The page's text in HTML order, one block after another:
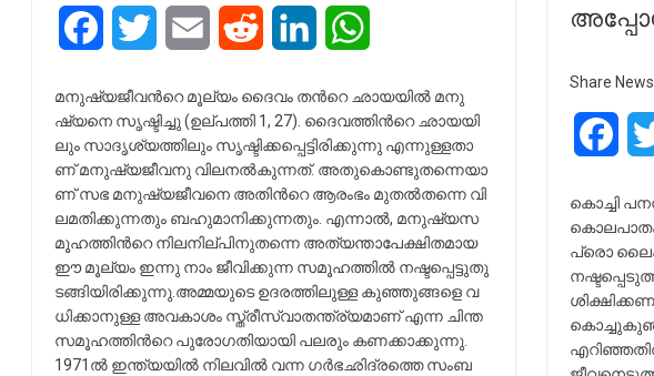
FacebookTwitter Email Reddit LinkedIn
മ​നു​ഷ്യ​ജീ​വ​ന്‍റെ മൂ​ല്യം ദൈ​​​​​വം ത​​​​​ന്‍റെ ഛായ​​​​​യി​​​​​ൽ മ​​​​​നു​​​​​
ഷ്യ​​​​​നെ സൃ​​​​​ഷ്ടി​​​​​ച്ചു (​​​​​ഉ​​​​​ല്പ​​​​​ത്തി 1, 27). ദൈ​​​​​വ​​​​​ത്തി​​​​​ന്‍റെ ഛായ​​​​​യി​​​​​
ലും സാ​​​​​ദൃ​​​​​ശ്യ​​​​​ത്തി​​​​​ലും സൃ​​​​​ഷ്ടി​​​​​ക്ക​​​​​പ്പെ​​​​​ട്ടി​​​​​രി​​​​​ക്കു​​​​​ന്നു എ​​​​​ന്നു​​​​​ള്ള​​​​​താ​​​​​
ണ് മ​​​​​നു​​​​​ഷ്യ​​​​​ജീ​​​​​വ​​​​​നു വി​​​​​ല​​​​​ന​​​​​ൽ​​​​​കു​​​​​ന്ന​​​​​ത്. അ​​​​​തു​​​​​കൊ​​​​​ണ്ടു​​​​​ത​​​​​ന്നെ​​​​​യാ​​​​​
ണ് സ​​​​​ഭ മ​​​​​നു​​​​​ഷ്യ​​​​​ജീ​​​​​വ​​​​​നെ അ​​​​​തി​​​​​ന്‍റെ ആ​​​​​രം​​​​​ഭം​​​​​ മു​​​​​ത​​​​​ൽ​​​​​ത​​​​​ന്നെ വി​​​​​
ല​​​​​മ​​​​​തി​​​​​ക്കു​​​​​ന്ന​​​​​തും ബ​​​​​ഹു​​​​​മാ​​​​​നി​​​​​ക്കു​​​​​ന്ന​​​​​തും. എ​​​​​ന്നാ​​​​​ൽ, മ​​​​​നു​​​​​ഷ്യ​​​​​സ​​​​​
മൂ​​​​​ഹ​​​​​ത്തി​​​​​ന്‍റെ നി​​​​​ല​​​​​നി​​​​​ല്പി​​​​​നു​​​​​ത​​​​​ന്നെ അ​​​​​ത്യ​​​​​ന്താ​​​​​പേ​​​​​ക്ഷി​​​​​ത​​​​​മാ​​​​​യ
ഈ ​​​​​മൂ​​​​​ല്യം ഇ​​​​​ന്നു നാം ​​​​​ജീ​​​​​വി​​​​​ക്കു​​​​​ന്ന സ​​​​​മൂ​​​​​ഹ​​​​​ത്തി​​​​​ൽ ന​​​​​ഷ്ട​​​​​പ്പെ​​​​​ട്ടു​​​​​തു​​​​​
ട​​​​​ങ്ങി​​​​​യി​​​​​രി​​​​​ക്കു​​​​​ന്നു.അ​​​​​മ്മ​​​​​യു​​​​​ടെ ഉ​​​​​ദ​​​​​ര​​​​​ത്തി​​​​​ലു​​​​​ള്ള കു​​​​​ഞ്ഞു​​​​​ങ്ങ​​​​​ളെ വ​​​​​
ധി​​​​​ക്കാ​​​​​നു​​​​​ള്ള അ​​​​​വ​​​​​കാ​​​​​ശം സ്ത്രീ​​​​​സ്വാ​​​​​ത​​​​​ന്ത്ര്യ​​​​​മാ​​​​​ണ് എ​​​​​ന്ന ചി​​​​​ന്ത
സ​​​​​മൂ​​​​​ഹ​​​​​ത്തി​​​​​ന്‍റെ പു​​​​​രോ​​​​​ഗ​​​​​തി​​​​​യാ​​​​​യി പ​​​​​ല​​​​​രും ക​​​​​ണ​​​​​ക്കാ​​​​​ക്കു​​​​​ന്നു.
1971ൽ ​​​​​ഇ​​​​​ന്ത്യ​​​​​യി​​​​​ൽ നി​​​​​ല​​​​​വി​​​​​ൽ വ​​​​​ന്ന ഗ​​​​​ർ​​​​​ഭഛി​​​​​ദ്ര​​​​​ത്തെ സം​​​​​ബ​​​​​
Share News
കൊച്ചി
പ്രൊ ലൈഫ്